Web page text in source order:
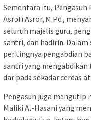
Sementara itu, Pengasuh
Asrofi Asror, M.Pd.,
seluruh majelis guru,
santri, dan hadirin.
pentingnya pengabdian
santri yang mengabdikan
daripada sekadar cerdas
Pengasuh juga mengutip
Maliki Al-Hasani yang